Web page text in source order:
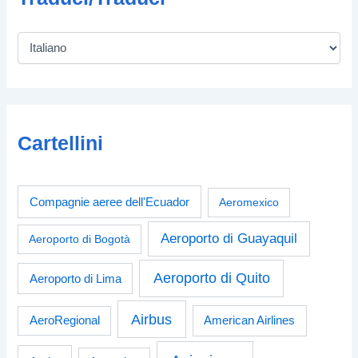
Cartellini
Compagnie aeree dell'Ecuador Aeromexico
Aeroporto di Bogotà Aeroporto di Guayaquil
Aeroporto di Lima Aeroporto di Quito
AeroRegional Airbus American Airlines